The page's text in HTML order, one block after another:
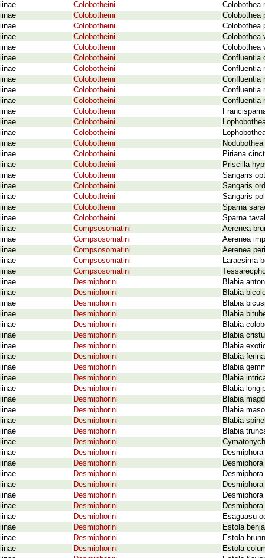
Colobotheini
Colobothea
Colobotheini
Colobothea
Colobotheini
Colobothea
Colobotheini
Colobothea
Colobotheini
Colobothea
Colobotheini
Confluentia
Colobotheini
Confluentia
Colobotheini
Confluentia
Colobotheini
Confluentia
Colobotheini
Confluentia
Colobotheini
Colobotheini
Colobotheini
Colobotheini
Colobotheini
Piriana
Colobotheini
Priscilla
Colobotheini
Sangaris
Colobotheini
Sangaris
Colobotheini
Sangaris
Colobotheini
Sparna
Colobotheini
Sparna
Compsosomatini
Aerenea
Compsosomatini
Aerenea
Compsosomatini
Aerenea
Compsosomatini
Laraesima
Compsosomatini
Desmiphorini
Blabia
Desmiphorini
Blabia
Desmiphorini
Blabia
Desmiphorini
Blabia
Desmiphorini
Blabia
Desmiphorini
Blabia
Desmiphorini
Blabia
Desmiphorini
Blabia
Desmiphorini
Blabia
Desmiphorini
Blabia
Desmiphorini
Blabia
Desmiphorini
Blabia
Desmiphorini
Blabia
Desmiphorini
Blabia
Desmiphorini
Blabia
Desmiphorini
Desmiphorini
Desmiphorini
Desmiphorini
Desmiphorini
Desmiphorini
Desmiphorini
Desmiphorini
Esaguasu
Desmiphorini
Estola
Desmiphorini
Estola
Desmiphorini
Estola